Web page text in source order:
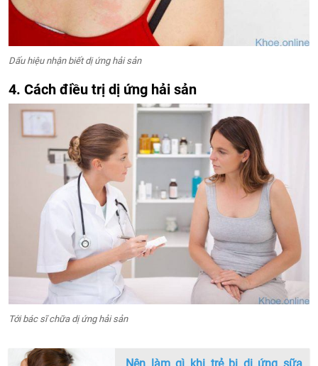
Dấu hiệu nhận biết dị ứng hải sản
4. Cách điều trị dị ứng hải sản
Tới bác sĩ chữa dị ứng hải sản
Nên làm gì khi trẻ bị dị ứng sữa